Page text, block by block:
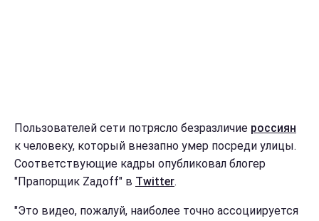
Пользователей сети потрясло безразличие россиян
к человеку, который внезапно умер посреди улицы.
Соответствующие кадры опубликовал блогер
"Прапорщик Zадоff" в Twitter.
"Это видео, пожалуй, наиболее точно ассоциируется